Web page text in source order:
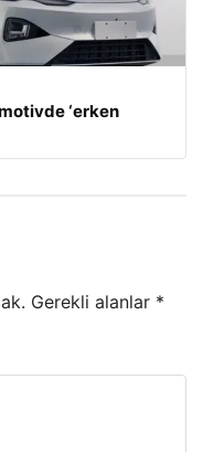
‘erken
Gerekli alanlar *